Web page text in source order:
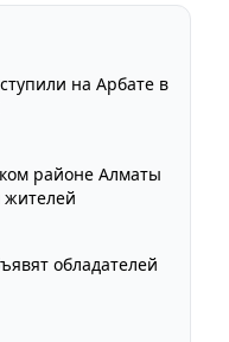
на Арбате в
районе Алматы
обладателей